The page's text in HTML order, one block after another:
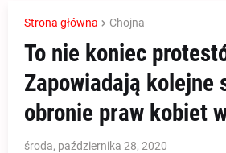
Strona główna Chojna
To nie koniec
Zapowiadają kolejne
obronie praw kobiet
środa, października 28, 2020